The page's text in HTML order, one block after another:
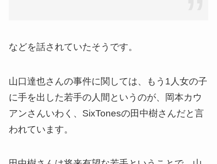
などを話されていたそうです。
山口達也さんの事件に関しては、もう1人女の子
に手を出した若手の人間というのが、岡本カウ
アンさんいわく、SixTonesの田中樹さんだと言
われています。